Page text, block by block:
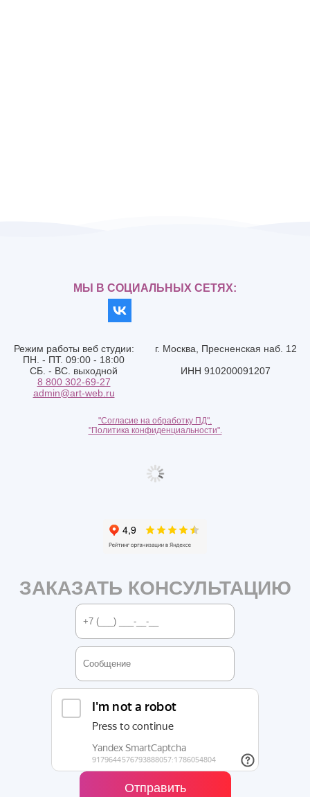
Режим работы веб студии:
ПН. - ПТ. 09:00 - 18:00
СБ. - ВС. выходной
8 800 302-69-27
admin@art-web.ru
г. Москва, Пресненская наб. 12
ИНН 910200091207
"Согласие на обработку ПД".
"Политика конфиденциальности".
МЫ В СОЦИАЛЬНЫХ СЕТЯХ:
ЗАКАЗАТЬ КОНСУЛЬТАЦИЮ
Отправить